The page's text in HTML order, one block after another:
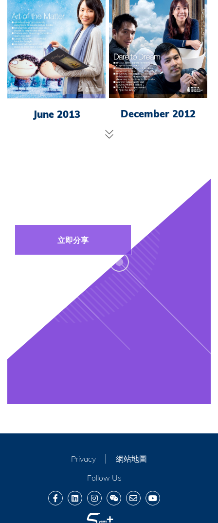
June 2013 December 2012
Load
More
立即分享
Privacy
網站地圖
Follow Us